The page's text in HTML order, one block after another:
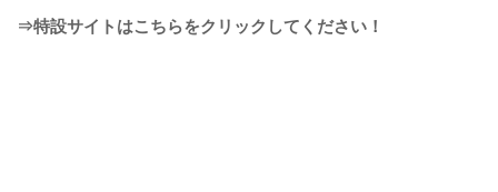
⇒特設サイトはこちらをクリックしてください！